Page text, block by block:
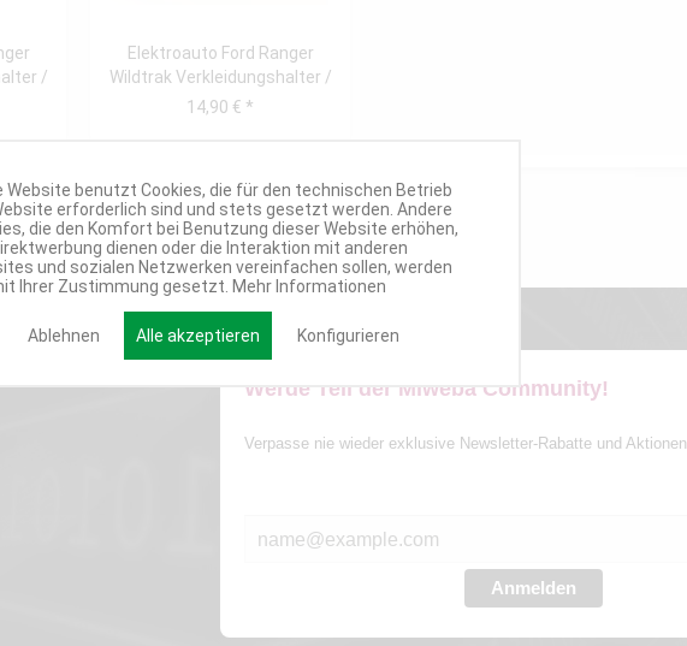
/
Elektroauto Ford Ranger
Wildtrak Verkleidungshalter /
Fußtritt...
14,90 € *
Werde Teil der Miweba Community!
Verpasse nie wieder exklusive Newsletter-Rabatte und Aktionen
Anmelden
Website benutzt Cookies, die für den technischen Betrieb
erforderlich sind und stets gesetzt werden. Andere
die den Komfort bei Benutzung dieser Website erhöhen,
dienen oder die Interaktion mit anderen
und sozialen Netzwerken vereinfachen sollen, werden
Ihrer Zustimmung gesetzt. Mehr Informationen
Ablehnen Alle akzeptieren Konfigurieren